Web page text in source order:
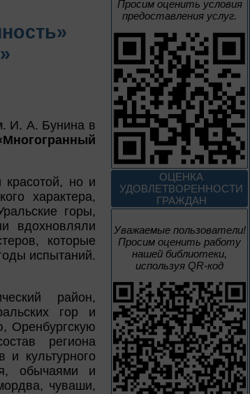
И. А. Бунина в
но и
характера,
горы,
вдохновляли
которые
испытаний.
район,
гор и
Оренбургскую
региона
и культурного
обычаями и
чуваши,
Просим оценить условия
предоставления услуг.
ОЦЕНКА
УДОВЛЕТВОРЕННОСТИ
ГРАЖДАН
Уважаемые пользователи!
Просим оценить работу
нашей библиотеки,
используя QR-код
4 – 14 августа
В борьбе против
нацизма мы были
вместе
Великая Победа народов
многонациональной страны
3 – 17 августа
Век Аполлинария
К 170-летию со дня рождения
живописца
2 июня – 20
августа
10 – 24 августа
Мгновения